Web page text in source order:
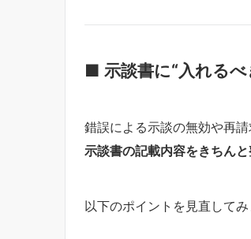
■ 示談書に“入れるべ
錯誤による示談の無効や再請
示談書の記載内容をきちん
以下のポイントを見直してみ